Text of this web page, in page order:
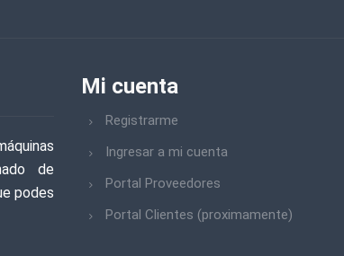
de
podes
Mi cuenta
Registrarme
Ingresar a mi cuenta
Portal Proveedores
Portal Clientes (proximamente)